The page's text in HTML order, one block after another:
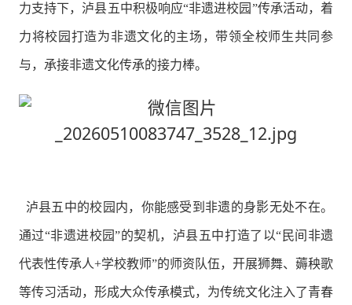
力支持下，泸县五中积极响应“非遗进校园”传承活动，着
力将校园打造为非遗文化的主场，带领全校师生共同参
与，承接非遗文化传承的接力棒。
泸县五中的校园内，你能感受到非遗的身影无处不在。
通过“非遗进校园”的契机，泸县五中打造了以“民间非遗
代表性传承人+学校教师”的师资队伍，开展狮舞、薅秧歌
等传习活动，形成大众传承模式，为传统文化注入了青春